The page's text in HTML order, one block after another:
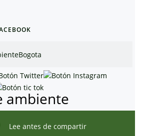
ambiente
Lee antes de compartir